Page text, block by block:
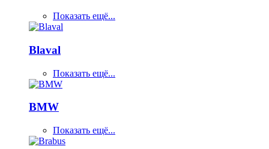
Показать ещё...
Blaval
Показать ещё...
BMW
Показать ещё...